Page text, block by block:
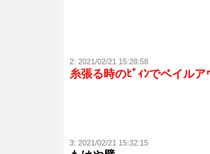
2: 2021/02/21 15:28:58
糸張る時のﾋﾞｨﾝでベイルア
3: 2021/02/21 15:32:15